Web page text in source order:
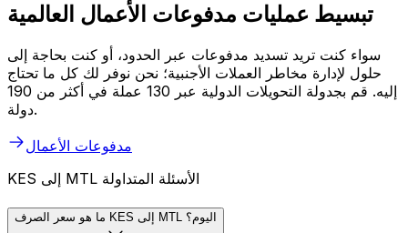
تبسيط عمليات مدفوعات الأعمال العالمية
سواء كنت تريد تسديد مدفوعات عبر الحدود، أو كنت بحاجة إلى
حلول لإدارة مخاطر العملات الأجنبية؛ نحن نوفر لك كل ما تحتاج
إليه. قم بجدولة التحويلات الدولية عبر 130 عملة في أكثر من 190
دولة.
مدفوعات الأعمال
KES إلى MTL الأسئلة المتداولة
ما هو سعر الصرف KES إلى MTL اليوم؟